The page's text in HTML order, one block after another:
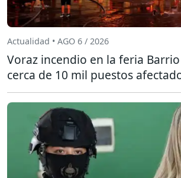
Actualidad • AGO 6 / 2026
Voraz incendio en la feria
cerca de 10 mil puestos